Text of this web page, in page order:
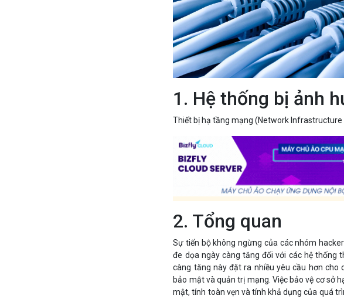
Bảng giá
1. Hệ thống bị ảnh
Thiết bị hạ tầng mạng (Network Infrastructure
2. Tổng quan
Sự tiến bộ không ngừng của các nhóm
đe dọa ngày càng tăng đối với các hệ thống
càng tăng này đặt ra nhiều yêu cầu hơn cho
bảo mật và quản trị mạng. Việc bảo vệ cơ sở
mật, tính toàn vẹn và tính khả dụng của quá